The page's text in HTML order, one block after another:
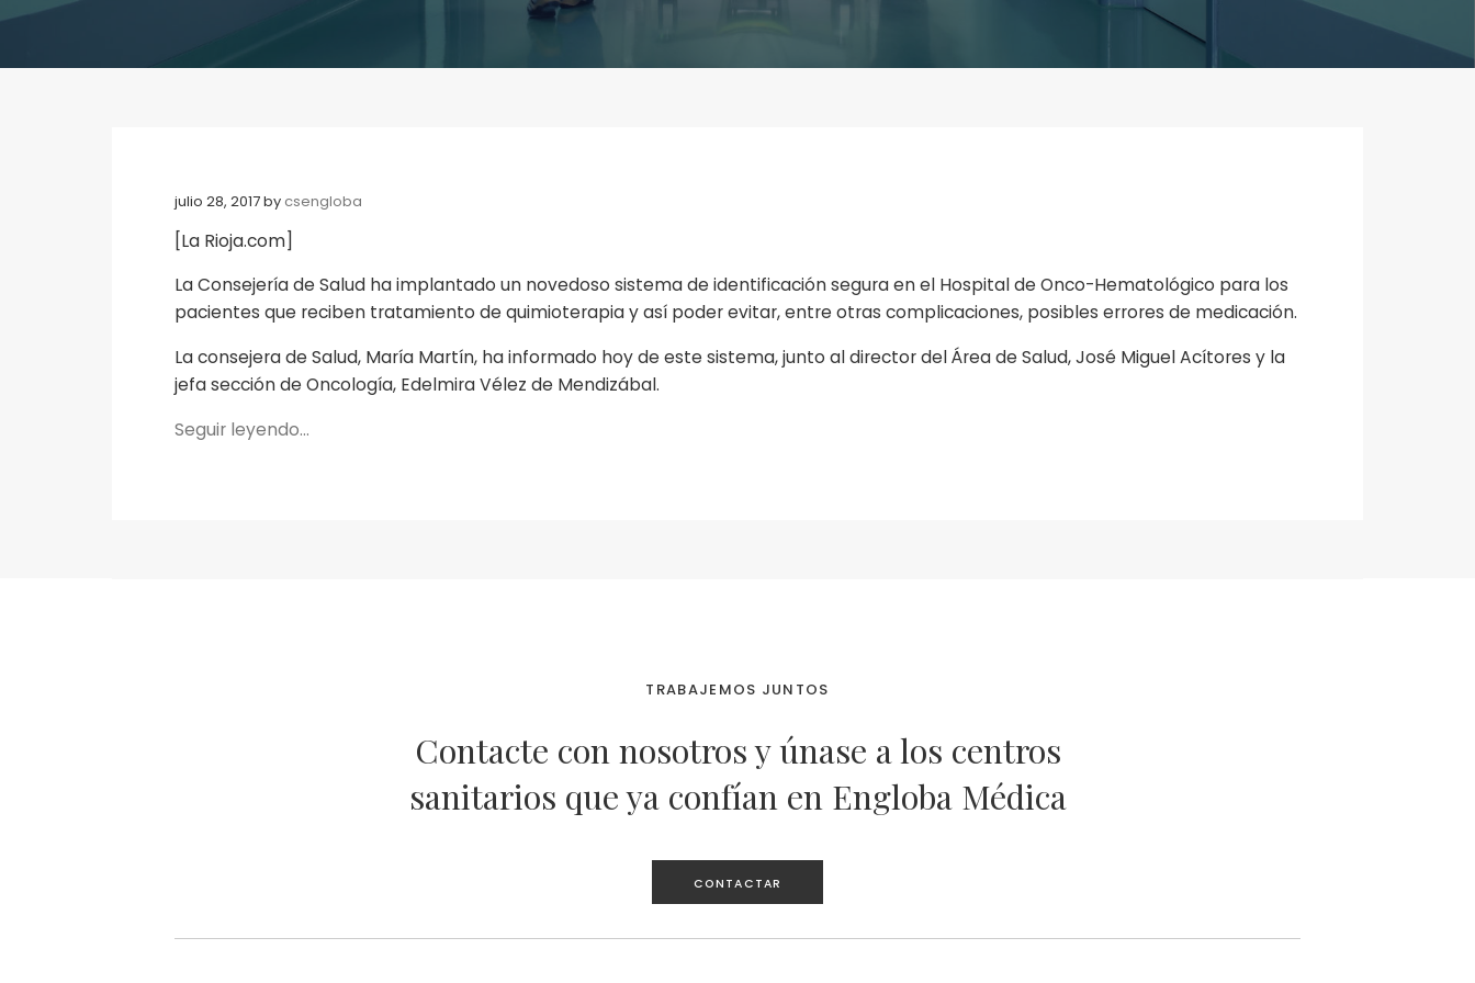
julio 28, 2017by csengloba
[La Rioja.com]
La Consejería de Salud ha implantado un novedoso sistema de identificación segura en el Hospital de Onco-Hematológico para los
pacientes que reciben tratamiento de quimioterapia y así poder evitar, entre otras complicaciones, posibles errores de medicación.
La consejera de Salud, María Martín, ha informado hoy de este sistema, junto al director del Área de Salud, José Miguel Acítores y la
jefa sección de Oncología, Edelmira Vélez de Mendizábal.
Seguir leyendo…
TRABAJEMOS JUNTOS
Contacte con nosotros y únase a los centros
sanitarios que ya confían en Engloba Médica
CONTACTAR